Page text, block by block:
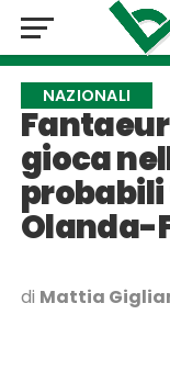
NAZIONALI
gioca
Olanda-
di Mattia